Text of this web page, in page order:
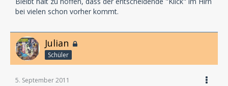
bei vielen schon vorher kommt.
Julian
Schüler
5. September 2011